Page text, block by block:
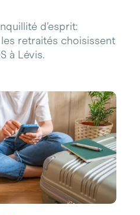
d’esprit:
retraités choisissent
à Lévis.